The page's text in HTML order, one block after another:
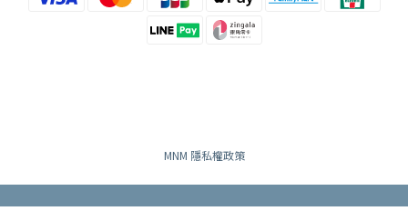
MNM 隱私權政策